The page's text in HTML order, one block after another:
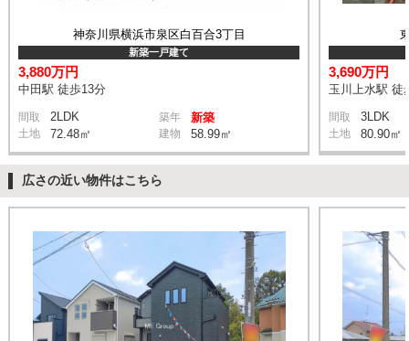
神奈川県横浜市泉区白百合3丁目
新築一戸建て
3,880万円
中田駅 徒歩13分
間取 2LDK 築年 新築
土地 72.48㎡ 建物 58.99㎡
3,690万円
玉川上水駅 徒
間取 3LDK
土地 80.90㎡
広さの近い物件はこちら